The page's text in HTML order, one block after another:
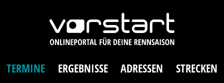
TERMINE ERGEBNISSE ADRESSEN
STRECKEN